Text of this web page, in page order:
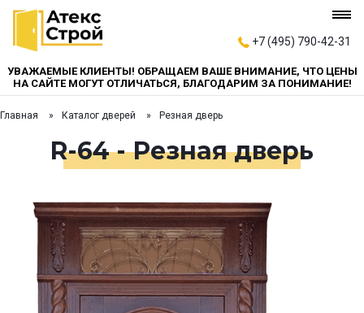
+7 (495) 790-42-31
УВАЖАЕМЫЕ КЛИЕНТЫ! ОБРАЩАЕМ ВАШЕ ВНИМАНИЕ, ЧТО ЦЕНЫ
НА САЙТЕ МОГУТ ОТЛИЧАТЬСЯ, БЛАГОДАРИМ ЗА ПОНИМАНИЕ!
Главная Каталог дверей Резная дверь
R-64 - Резная дверь